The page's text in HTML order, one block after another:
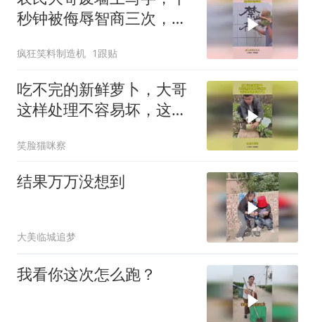
秒钟被侮辱智商三次，但
疯狂笑料制造机 1跟贴
吃不完的新鲜萝卜，大哥
这样处理不容易坏，这波
笑脸猫咪察
结果万万没想到
大美临城追梦
我看你这次怎么跑？